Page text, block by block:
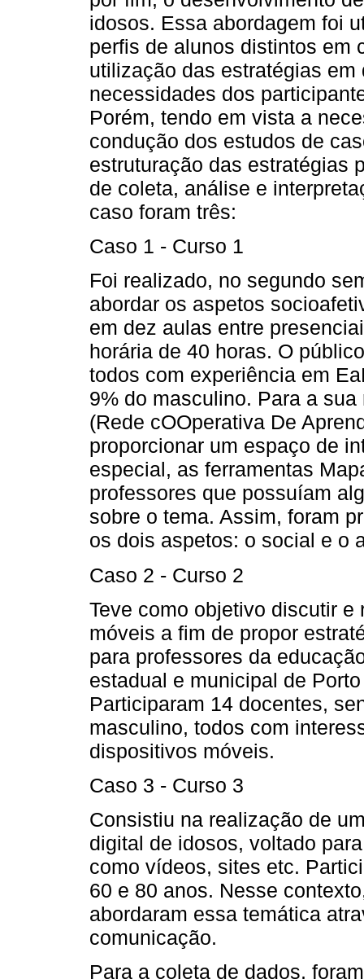
idosos. Essa abordagem foi
perfis de alunos distintos em
utilização das estratégias
necessidades dos
Porém, tendo em vista a
condução dos estudos de
estruturação das estratégias
de coleta, análise e
caso foram três:
Caso 1 - Curso 1
Foi realizado, no segundo
abordar os aspetos
em dez aulas entre
horária de 40 horas. O
todos com experiência em
9% do masculino. Para a
(Rede cOOperativa De
proporcionar um espaço de
especial, as ferramentas
professores que possuíam
sobre o tema. Assim, foram
os dois aspetos: o social e o
Caso 2 - Curso 2
Teve como objetivo discutir
móveis a fim de propor
para professores da
estadual e municipal de
Participaram 14 docentes,
masculino, todos com
dispositivos móveis.
Caso 3 - Curso 3
Consistiu na realização de
digital de idosos, voltado
como vídeos, sites etc.
60 e 80 anos. Nesse
abordaram essa temática
comunicação.
Para a coleta de dados,